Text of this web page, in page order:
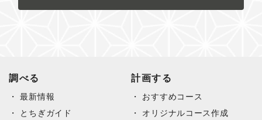
調べる
最新情報
とちぎガイド
計画する
おすすめコース
オリジナルコース作成